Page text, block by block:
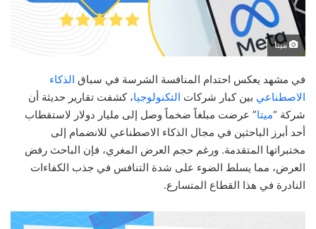
ميتا
في مشهد يعكس احتدام المنافسة الشرسة في سباق الذكاء
الاصطناعي بين كبار شركات التكنولوجيا، كشفت تقارير حديثة أن
شركة “ميتا” عرضت مبلغاً ضخماً وصل إلى مليار دولار لاستقطاب
أحد أبرز الباحثين في مجال الذكاء الاصطناعي للانضمام إلى
مختبراتها المتقدمة. ورغم حجم العرض المغري، فإن الباحث رفض
العرض، مما يسلط الضوء على شدة التنافس في جذب الكفاءات
النادرة في هذا القطاع المتسارع.